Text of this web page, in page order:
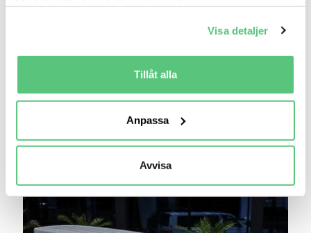
som kan ha en noggrannhet på upp till flera meter
Identifiera din enhet genom att aktivt skanna den
för specifika kännetecken (fingeravtryck)
Ta reda på mer om hur dina personliga uppgifter
Du kan ändra eller dra tillbaka ditt samtycke när som
helst från cookie-förklaringen.
en säker - och trygg marknadsplats och för att kunna ge
dig relevanta tips, nyheter och anpassad reklam. Genom
Visa detaljer
Tillåt alla
Anpassa
Avvisa
Volkswagen Caravelle SHUTTLE T28 2.0 CNG 8-
Beräkna månadskostnad
Gratis historik